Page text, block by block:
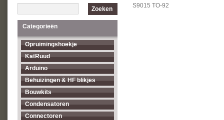
Zoeken
Categorieën
Opruimingshoekje
KatRuud
Arduino
Behuizingen & HF blikjes
Bouwkits
Condensatoren
Connectoren
S9015 TO-92